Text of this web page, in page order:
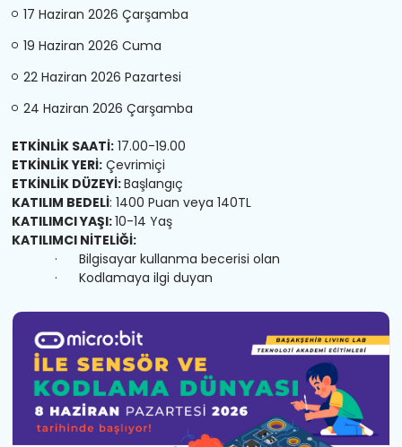
17 Haziran 2026 Çarşamba
19 Haziran 2026 Cuma
22 Haziran 2026 Pazartesi
24 Haziran 2026 Çarşamba
ETKİNLİK SAATİ: 17.00-19.00
ETKİNLİK YERİ: Çevrimiçi
ETKİNLİK DÜZEYİ:Başlangıç
KATILIM BEDELİ: 1400 Puan veya 140TL
KATILIMCI YAŞI:10-14 Yaş
KATILIMCI NİTELİĞİ:
· Bilgisayar kullanma becerisi olan
· Kodlamaya ilgi duyan